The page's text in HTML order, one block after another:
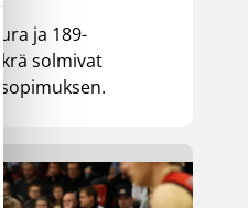
ja 189-
solmivat